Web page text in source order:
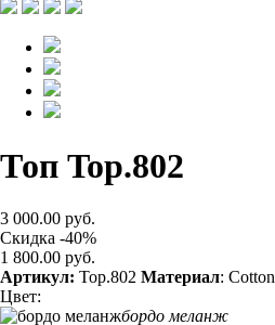
Топ Top.802
3 000.00 руб.
Скидка -40%
1 800.00 руб.
Артикул: Top.802 Материал: Cotton
Цвет:
бордо меланж